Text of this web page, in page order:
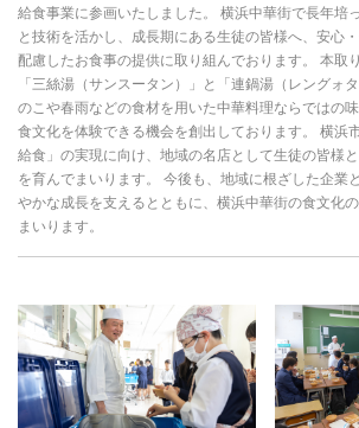
給食事業に参画いたしました。 横浜中華街で長年培
と技術を活かし、成長期にある生徒の皆様へ、安心
配慮したお食事の提供に取り組んでおります。 本取
「三絲湯（サンスータン）」と「連鍋湯（レングォ
のこや春雨などの食材を用いた中華料理ならではの
食文化を体験できる機会を創出しております。 横浜
給食」の実現に向け、地域の名店として生徒の皆様
を育んでまいります。 今後も、地域に根ざした企業
やかな成長を支えるとともに、横浜中華街の食文化
まいります。